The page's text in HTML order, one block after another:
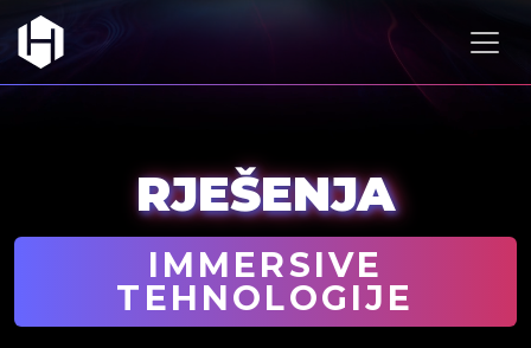
RJEŠENJA
IMMERSIVE
TEHNOLOGIJE